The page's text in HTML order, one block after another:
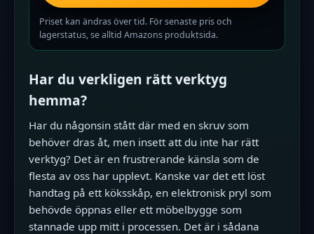
Priset kan ändras över tid. För senaste pris och
lagerstatus, se alltid Amazons produktsida.
Har du verkligen rätt verktyg
hemma?
Har du någonsin stått där med en skruv som
behöver dras åt, men insett att du inte har rätt
verktyg? Det är en frustrerande känsla som de
flesta av oss har upplevt. Kanske var det ett löst
handtag på ett köksskåp, en elektronisk pryl som
behövde öppnas eller ett möbelbygge som
stannade upp mitt i processen. Det är i sådana